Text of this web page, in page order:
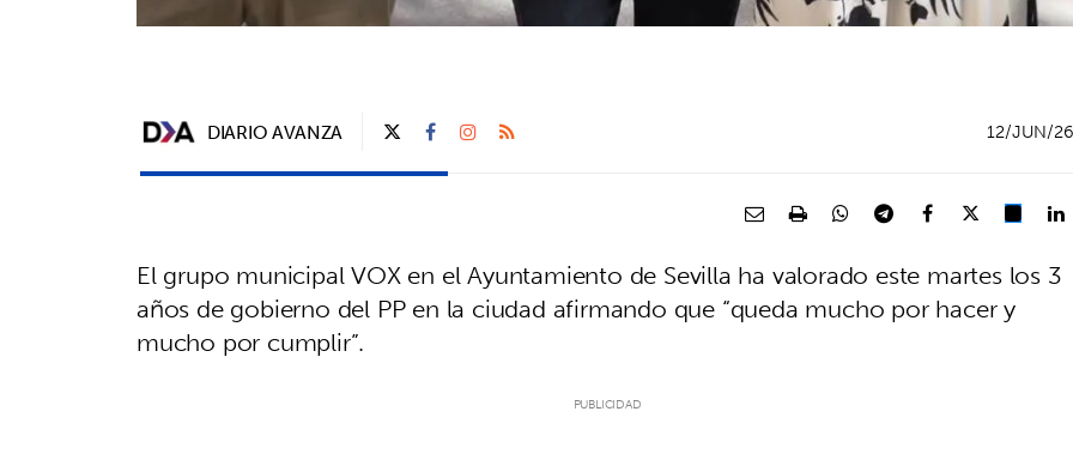
DIARIO AVANZA 12/JUN/26
El grupo municipal VOX en el Ayuntamiento de Sevilla ha valorado este martes los 3
años de gobierno del PP en la ciudad afirmando que “queda mucho por hacer y
mucho por cumplir”.